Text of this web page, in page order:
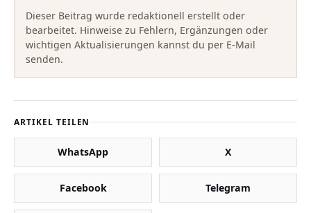
Dieser Beitrag wurde redaktionell erstellt oder
bearbeitet. Hinweise zu Fehlern, Ergänzungen oder
wichtigen Aktualisierungen kannst du per E-Mail
senden.
ARTIKEL TEILEN
WhatsApp X
Facebook Telegram